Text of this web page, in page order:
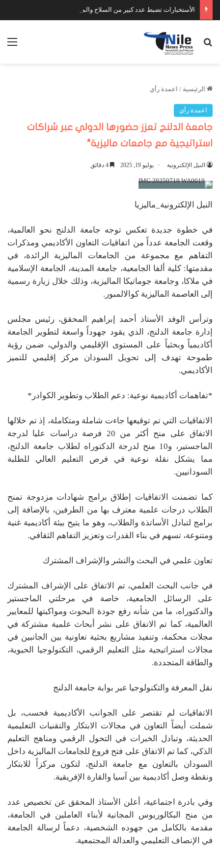
الأستخبارات تضبط عدد كبير من السلاح والمخدرات
بحث عن
الرئيسية / اعمدة رأي
اعمدة رأي
جامعة الدلنج تعزز حضورها الدولي عبر شراكات
استراتيجية مع جامعات ماليزية*
النيل الإلكترونية يوليو 19, 2025
النيل الإلكترونية_ماليزيا
في خطوة جديدة تعكس توجه جامعة الدلنج نحو العالمية،
وقعت الجامعة عدداً من اتفاقيات التعاون الأكاديمي ومذكرات
التفاهم مع مجموعة من الجامعات الماليزية الرائدة، في
مقدمتها: كلية ألفا الجامعية، جامعة المدينة، الجامعة الإسلامية
في ملاكا، وجامعة جوماتيكا الماليزية، وذلك خلال زيارة رسمية
إلى العاصمة الماليزية كوالالمبور.
وترأس الوفد الأستاذ أحمد إبراهيم المحقق، رئيس مجلس
إدارة جامعة الدلنج، الذي يقود جهوداً واسعة لتطوير الجامعة
أكاديمياً وبحثياً على المستوى الإقليمي والدولي، ضمن رؤية
طموحة تهدف إلى تحويل السودان مركز إقليمي للتميز
الأكاديمي.
*تفاهمات أكاديمية نوعية: دعم الطلاب وتطوير الكوادر*
الاتفاقيات التي تم توقيعها جاءت شاملة ومتكاملة، إذ تم خلالها
الاتفاق على منح أكثر من 20 فرصة دراسات عليا لدرجة
الماجستير، و10 منح لدرجة الدكتوراه لطلاب جامعة الدلنج،
مما يشكل نقلة نوعية في فرص التعليم العالي للطلبة
السودانيين.
كما تضمنت الاتفاقيات إطلاق برامج شهادات مزدوجة تمنح
الطلاب درجات علمية معترف بها من الطرفين، بالإضافة إلى
برامج لتبادل الأساتذة والطلاب، وهو ما يتيح بيئة أكاديمية غنية
ومتنوعة، تسهم في بناء القدرات وتعزيز التفاهم الثقافي.
تعاون علمي في البحث والنشر والإشراف المشترك
في جانب البحث العلمي، تم الاتفاق على الإشراف المشترك
على الرسائل الجامعية، خاصة في مرحلتي الماجستير
والدكتوراه، ما من شأنه رفع جودة البحوث ومواكبتها للمعايير
العالمية، كما تم الاتفاق على نشر أبحاث علمية مشتركة في
مجلات محكمة، وتنفيذ مشاريع بحثية تعاونية بين الجانبين في
مجالات استراتيجية مثل التعليم الرقمي، التكنولوجيا الحيوية،
والطاقة المتجددة.
نقل المعرفة والتكنولوجيا عبر بوابة جامعة الدلنج
الاتفاقيات لم تقتصر على الجوانب الأكاديمية فحسب، بل
شملت أيضاً التعاون في مجالات الابتكار والتقنيات التعليمية
الحديثة، وتبادل الخبرات في التحول الرقمي ومناهج التعليم
الذكي، كما تم الاتفاق على فتح فروع للجامعات الماليزية داخل
السودان بالتعاون مع جامعة الدلنج، لتكون مركزاً للابتكار
ونقطة وصل أكاديمية بين آسيا والقارة الإفريقية.
وفي بادرة اجتماعية، أعلن الأستاذ المحقق عن تخصيص عدد
من منح البكالوريوس المجانية لأبناء العاملين في الجامعة،
مقدمة بالكامل من جهوده الشخصية، دعماً لرسالة الجامعة
في الإنصاف التعليمي والعدالة المجتمعية.